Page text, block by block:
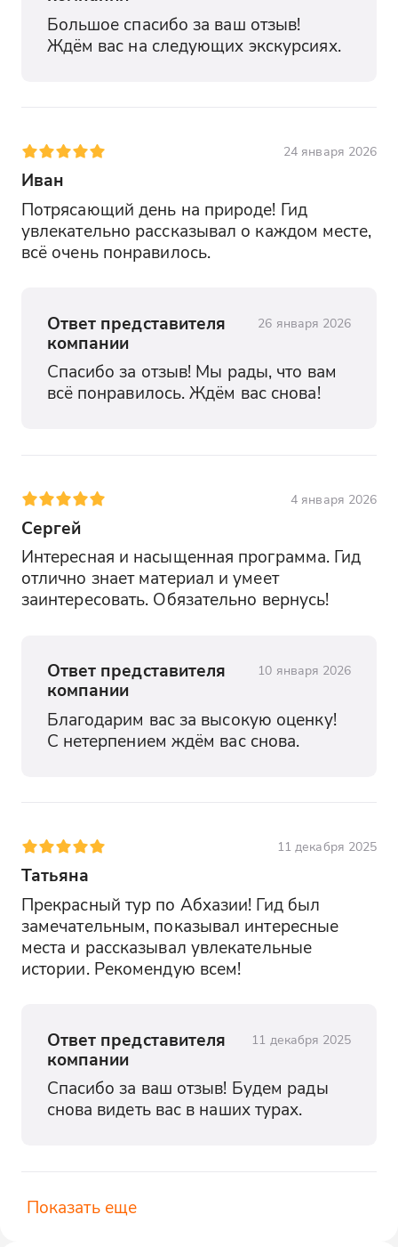
Большое спасибо за ваш отзыв!
Ждём вас на следующих экскурсиях.
24 января 2026
Иван
Потрясающий день на природе! Гид
увлекательно рассказывал о каждом месте,
всё очень понравилось.
Ответ представителя
компании
26 января 2026
Спасибо за отзыв! Мы рады, что вам
всё понравилось. Ждём вас снова!
4 января 2026
Сергей
Интересная и насыщенная программа. Гид
отлично знает материал и умеет
заинтересовать. Обязательно вернусь!
Ответ представителя
компании
10 января 2026
Благодарим вас за высокую оценку!
С нетерпением ждём вас снова.
11 декабря 2025
Татьяна
Прекрасный тур по Абхазии! Гид был
замечательным, показывал интересные
места и рассказывал увлекательные
истории. Рекомендую всем!
Ответ представителя
компании
11 декабря 2025
Спасибо за ваш отзыв! Будем рады
снова видеть вас в наших турах.
Показать еще